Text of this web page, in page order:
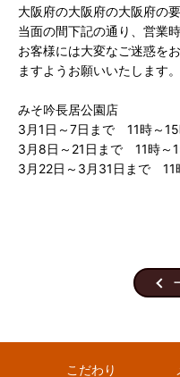
大阪府の大阪府の大阪府の要
当面の間下記の通り、営業
お客様には大変なご迷惑を
ますようお願いいたします。
みそ吟長居公園店
3月1日～7日まで 11時～15
3月8日～21日まで 11時～
3月22日～3月31日まで
こだわり